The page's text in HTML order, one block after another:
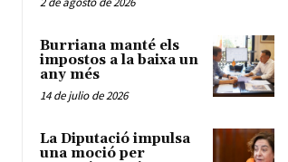
Burriana manté els
impostos a la baixa un
any més
14 de julio de 2026
La Diputació impulsa
una moció per